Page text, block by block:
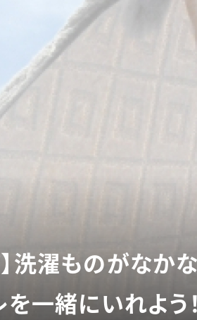
】洗濯ものがな
を一緒にいれよう！